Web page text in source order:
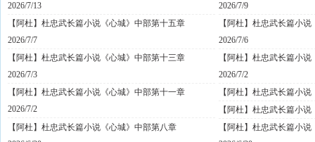
2026/7/13
2026/7/9
【阿杜】杜忠武长篇小说《心城》中部第十五章
2026/7/7
【阿杜】杜忠武长篇小
2026/7/6
【阿杜】杜忠武长篇小说《心城》中部第十三章
2026/7/3
【阿杜】杜忠武长篇小
2026/7/2
【阿杜】杜忠武长篇小说《心城》中部第十一章
2026/7/2
【阿杜】杜忠武长篇小
【阿杜】杜忠武长篇小
【阿杜】杜忠武长篇小说《心城》中部第八章
【阿杜】杜忠武长篇小